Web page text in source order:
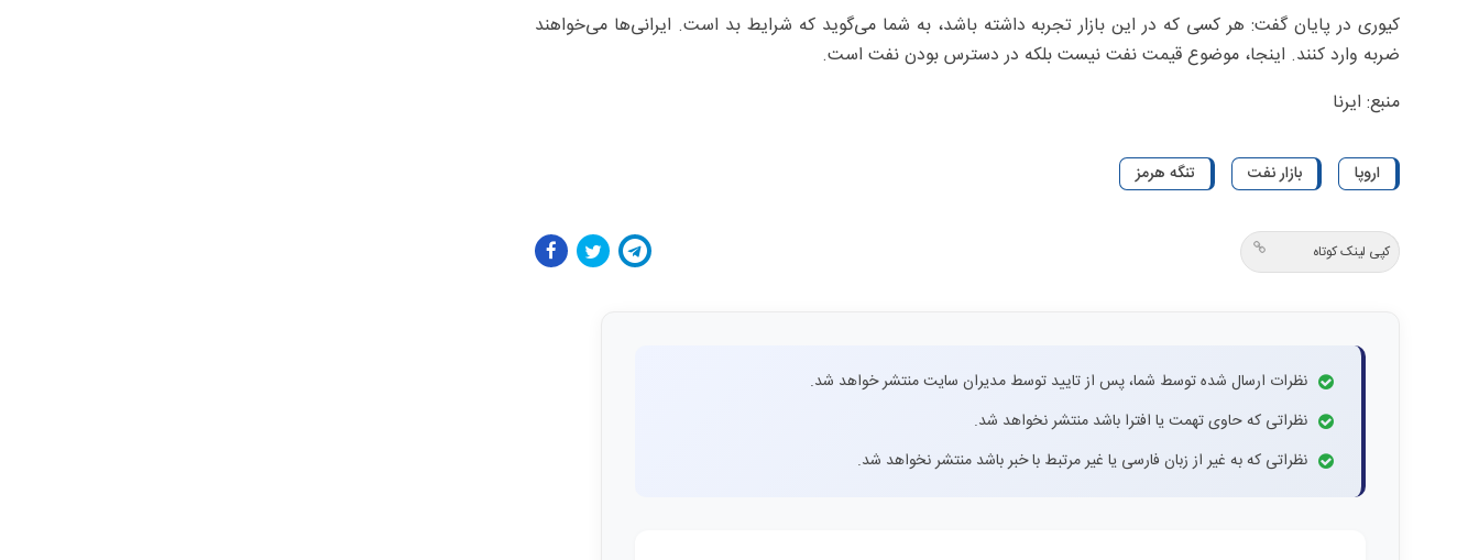
کیوری در پایان گفت: هر کسی که در این بازار تجربه داشته باشد، به شما می‌گوید که شرایط بد است. ایرانی‌ها می‌خواهند
ضربه وارد کنند. اینجا، موضوع قیمت نفت نیست بلکه در دسترس بودن نفت است.
منبع: ایرنا
اروپا بازار نفت تنگه هرمز
کپی لینک کوتاه
نظرات ارسال شده توسط شما، پس از تایید توسط مدیران سایت منتشر خواهد شد.
نظراتی که حاوی تهمت یا افترا باشد منتشر نخواهد شد.
نظراتی که به غیر از زبان فارسی یا غیر مرتبط با خبر باشد منتشر نخواهد شد.